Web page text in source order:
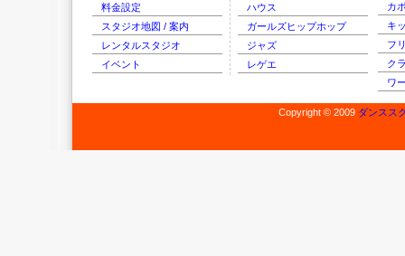
料金設定
スタジオ地図 / 案内
レンタルスタジオ
イベント
ハウス
ガールズヒップホップ
ジャズ
レゲエ
カ
キ
フ
ク
ワ
Copyright © 2009 ダンスス